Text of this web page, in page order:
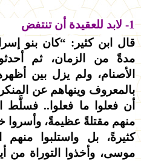
1- لابد للعقيدة أن تنتفض
قال ابن كثير: “كان بنو
مدةً من الزمان، ثم
الأصنام، ولم يزل بين
بالمعروف وينهاهم عن
أن فعلوا ما فعلوا.. فسلَّط
منهم مقتلةً عظيمةً، وأسروا
كثيرةً، بل واستلبوا
موسى، وأخذوا التوراة من